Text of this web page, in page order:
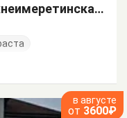
1-комнатная квартира Нижнеимеретинская 137/А
в августе
от 3600₽